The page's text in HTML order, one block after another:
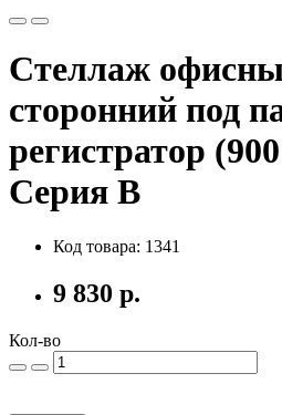
Стеллаж
сторонний под
регистратор
Серия В
Код товара: 1341
9 830 р.
Кол-во